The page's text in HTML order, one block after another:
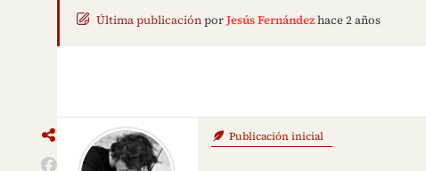
Última publicación por Jesús Fernández hace 2 años
Publicación inicial